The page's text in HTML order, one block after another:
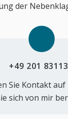
der
+49 201
Sie Kontakt auf
sich von mir